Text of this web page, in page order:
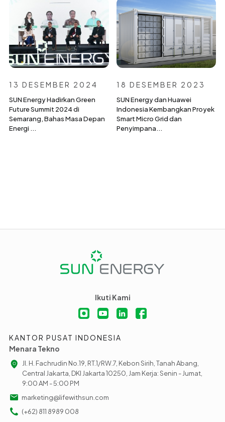
13 DESEMBER 2024
SUN Energy Hadirkan Green
Future Summit 2024 di
Semarang, Bahas Masa Depan
Energi ...
18 DESEMBER 2023
SUN Energy dan Huawei
Indonesia Kembangkan Proyek
Smart Micro Grid dan
Penyimpana...
Ikuti Kami
KANTOR PUSAT INDONESIA
Menara Tekno
Jl. H. Fachrudin No.19, RT.1/RW.7, Kebon Sirih, Tanah Abang,
Central Jakarta, DKI Jakarta 10250, Jam Kerja: Senin - Jumat,
9:00 AM - 5:00 PM
marketing@lifewithsun.com
(+62) 811 8989 008